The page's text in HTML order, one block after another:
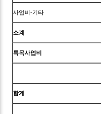
사업비-기타
소계
특목사업비
합계